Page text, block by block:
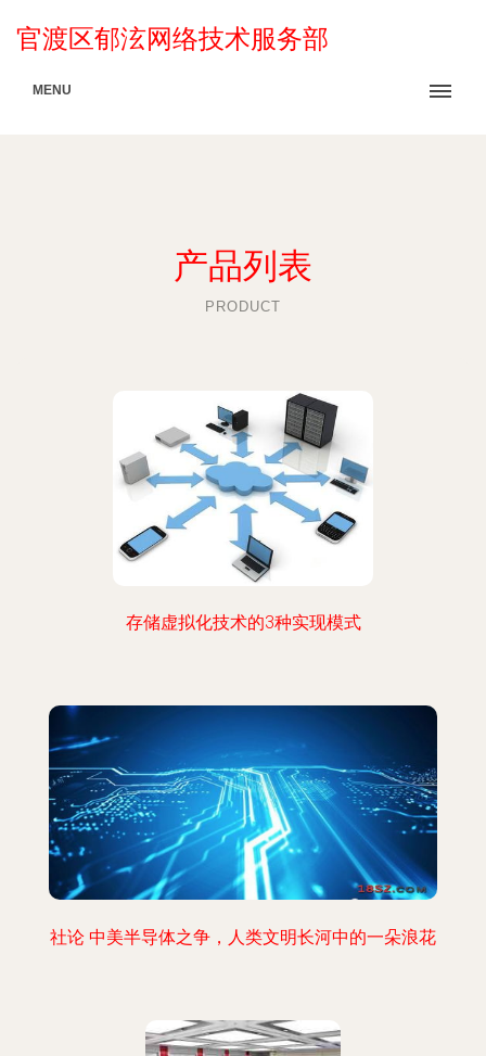
官渡区郁泫网络技术服务部
MENU
产品列表
PRODUCT
存储虚拟化技术的3种实现模式
社论 中美半导体之争，人类文明长河中的一朵浪花